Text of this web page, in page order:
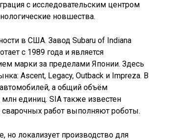
с исследовательским центром
новшества.
в США. Завод Subaru of Indiana
с 1989 года и является
марки за пределами Японии. Здесь
Ascent, Legacy, Outback и Impreza. В
а общий объём
единиц. SIA также известен
работ выполняют роботы.
но локализует производство для